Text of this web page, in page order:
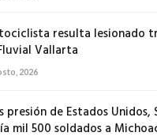
resulta lesionado
Vallarta
2026
presión de Estados Unidos,
mil 500 soldados a